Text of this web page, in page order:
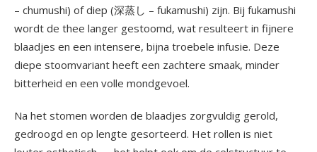
– chumushi) of diep (深蒸し – fukamushi) zijn. Bij fukamushi
wordt de thee langer gestoomd, wat resulteert in fijnere
blaadjes en een intensere, bijna troebele infusie. Deze
diepe stoomvariant heeft een zachtere smaak, minder
bitterheid en een volle mondgevoel.
Na het stomen worden de blaadjes zorgvuldig gerold,
gedroogd en op lengte gesorteerd. Het rollen is niet